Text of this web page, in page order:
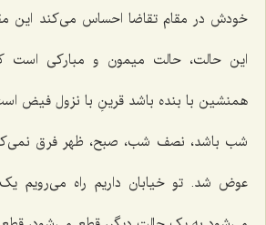
خودش در مقام تقاضا احساس می‌کند این
این حالت، حالت میمون و مبارکی است
همنشین با بنده باشد قرینِ با نزول فیض
شب باشد، نصف شب، صبح، ظهر فرق
عوض شد. تو خیابان داریم راه می‌رویم